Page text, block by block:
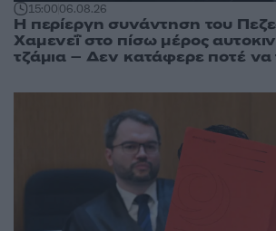
15:0006.08.26
Η περίεργη συνάντηση του
Χαμενεΐ στο πίσω μέρος
τζάμια – Δεν κατάφερε ποτέ να